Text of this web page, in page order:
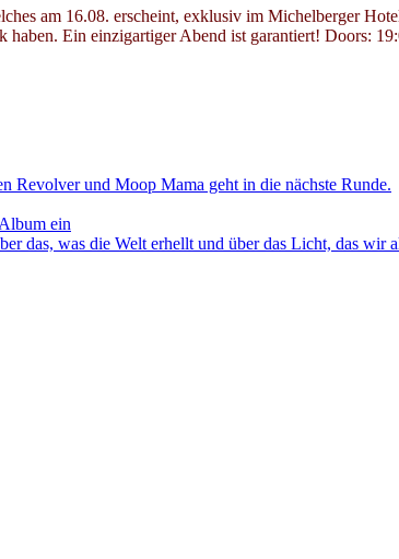
am 16.08. erscheint, exklusiv im Michelberger
Ein einzigartiger Abend ist garantiert! Doors:
Revolver und Moop Mama geht in die nächste Runde.
ein
das, was die Welt erhellt und über das Licht, das wir